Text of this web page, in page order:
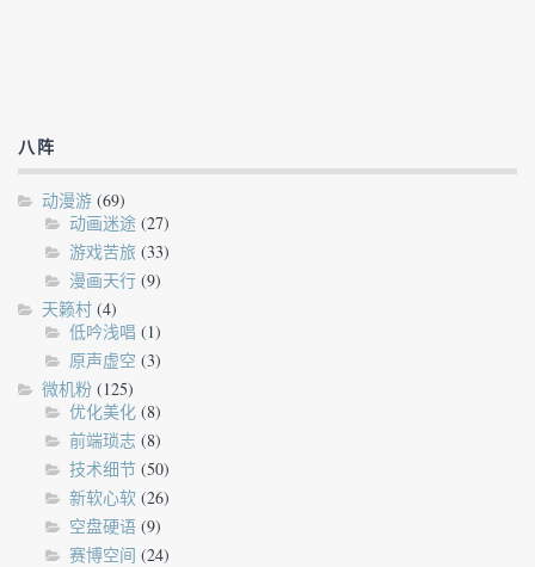
八阵
动漫游 (69)
动画迷途 (27)
游戏苦旅 (33)
漫画天行 (9)
天籁村 (4)
低吟浅唱 (1)
原声虚空 (3)
微机粉 (125)
优化美化 (8)
前端琐志 (8)
技术细节 (50)
新软心软 (26)
空盘硬语 (9)
赛博空间 (24)